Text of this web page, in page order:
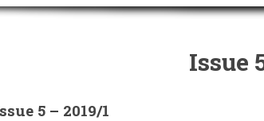
Issue
5 – 2019/1